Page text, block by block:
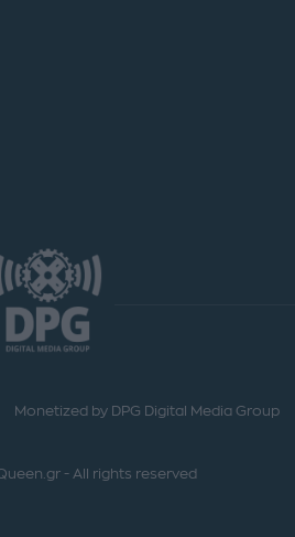
Monetized by DPG Digital Media Group
- All rights reserved